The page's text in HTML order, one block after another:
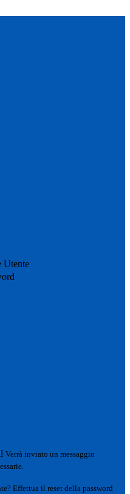
Utente
Verrà inviato un messaggio
Effettua il reset della password